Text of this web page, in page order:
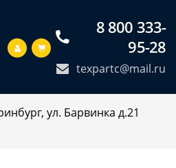
8 800 333-
95-28
texpartc@mail.ru
ул. Барвинка д.21